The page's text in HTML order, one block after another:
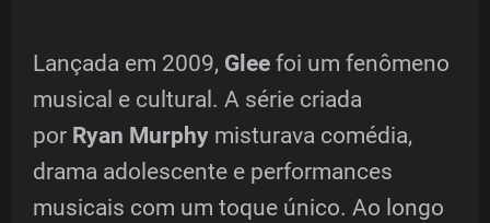
Lançada em 2009, Glee foi um fenômeno
musical e cultural. A série criada
por Ryan Murphy misturava comédia,
drama adolescente e performances
musicais com um toque único. Ao longo